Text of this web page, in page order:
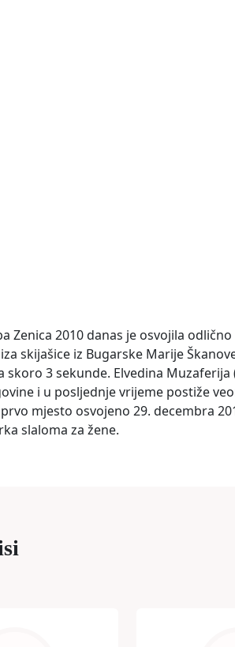
Zenica 2010 danas je osvojila
skijašice iz Bugarske Marije
skoro 3 sekunde. Elvedina
i u posljednje vrijeme postiže
mjesto osvojeno 29. decembra
slaloma za žene.